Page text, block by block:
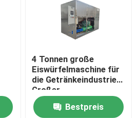
4 Tonnen große
Eiswürfelmaschine für
die Getränkeindustrie
Großer
Eiswürfelmacher
Bestpreis